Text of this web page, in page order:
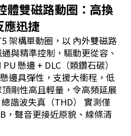
體雙磁路動圈：高換
應迅捷
架構單動圈，以 內外雙磁路
與精準控制，驅動更從容、
懸邊 + DLC（類鑽石碳）
邊具彈性，支援大衝程，低
剛性高且輕量，令高頻延展
諧波失真（THD） 實測僅
，聲音更接近原貌、線條清